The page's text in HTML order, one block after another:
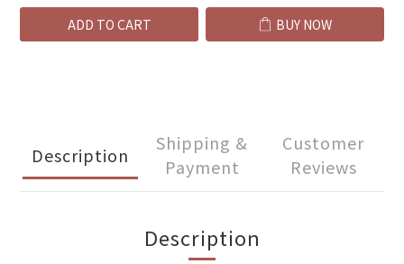
ADD TO CART BUY NOW
Description
Shipping &
Payment
Customer
Reviews
Description